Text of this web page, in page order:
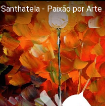
Santhatela - Paixão por Arte